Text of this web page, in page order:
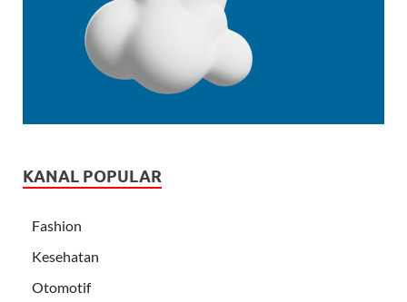
KANAL POPULAR
Fashion
Kesehatan
Otomotif